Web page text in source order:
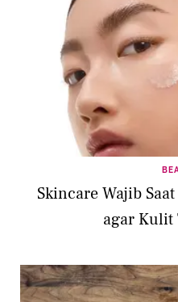
Skincare Wajib
agar Kulit